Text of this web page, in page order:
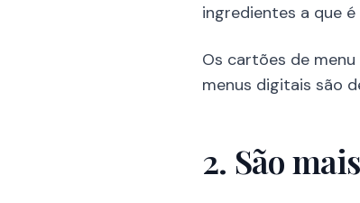
ingredientes a que
Os cartões de
menus digitais são
2. São